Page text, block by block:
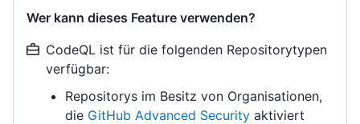
Wer kann dieses Feature verwenden?
CodeQL ist für die folgenden Repositorytypen
verfügbar:
Repositorys im Besitz von Organisationen,
die GitHub Advanced Security aktiviert